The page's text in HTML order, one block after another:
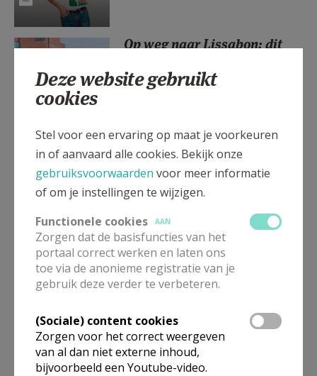
Op weg naar Lissabon: dit
God, do you call for real?
Maria reisde met spoed; het
officiële WJD-thema
Themalied WJD: Há pressa
no ar
Deze website gebruikt
cookies
Stel voor een ervaring op maat je voorkeuren
in of aanvaard alle cookies. Bekijk onze
gebruiksvoorwaarden voor meer informatie
of om je instellingen te wijzigen.
Functionele cookies
AAN
Zorgen dat de basisfuncties van het
portaal correct werken en laten ons
toe via de anonieme registratie van je
gebruik deze verder te verbeteren.
(Sociale) content cookies
Zorgen voor het correct weergeven
van al dan niet externe inhoud,
bijvoorbeeld een Youtube-video.